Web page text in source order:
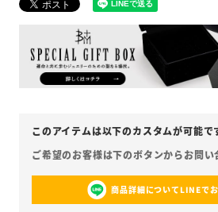
商品詳細についてLINEで